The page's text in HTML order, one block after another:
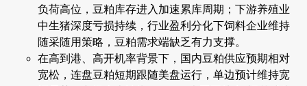
负荷高位，豆粕库存进入加速累库周期；下游养殖业
中生猪深度亏损持续，行业盈利分化下饲料企业维持
随采随用策略，豆粕需求端缺乏有力支撑。
在高到港、高开机率背景下，国内豆粕供应预期相对
宽松，连盘豆粕短期跟随美盘运行，单边预计维持宽